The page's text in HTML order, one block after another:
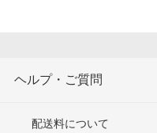
ヘルプ・ご質問
配送料について